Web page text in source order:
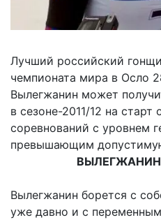
Лучший российский
чемпионата мира в Осло
Вылегжанин может
в сезоне-2011/12 на старт
соревнований с уровнем
превышающим
ВЫЛЕГЖАНИН
Вылегжанин борется с
уже давно и с